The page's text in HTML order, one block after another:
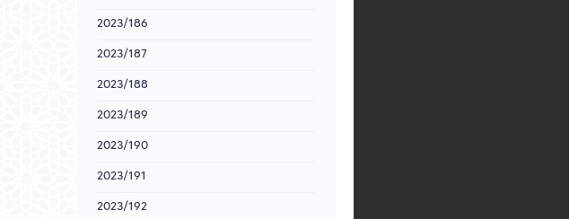
2023/186
2023/187
2023/188
2023/189
2023/190
2023/191
2023/192